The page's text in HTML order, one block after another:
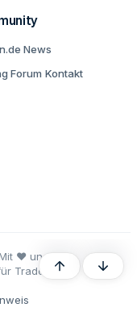
News
Forum Kontakt
♥ und
Trader undOben Unten